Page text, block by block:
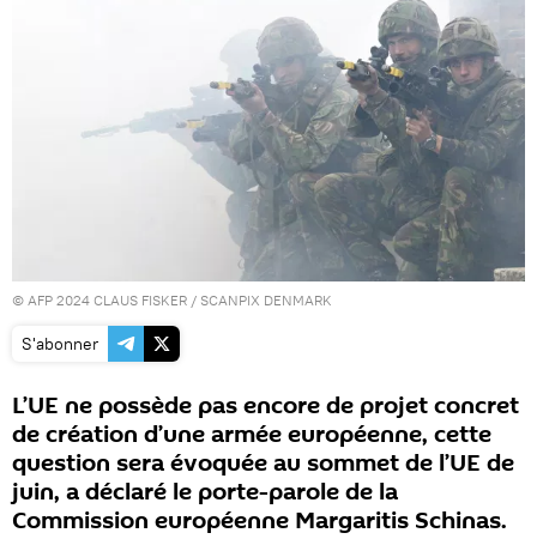
© AFP 2024 CLAUS FISKER / SCANPIX DENMARK
S'abonner
L’UE ne possède pas encore de projet concret
de création d’une armée européenne, cette
question sera évoquée au sommet de l’UE de
juin, a déclaré le porte-parole de la
Commission européenne Margaritis Schinas.